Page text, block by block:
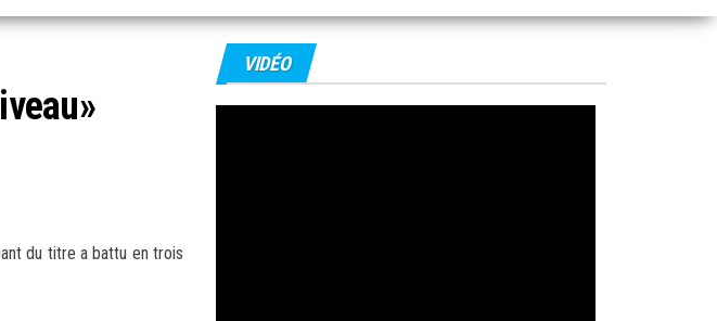
du titre a battu en trois
VIDÉO